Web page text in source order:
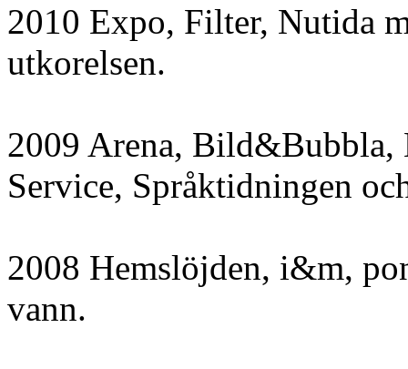
2010 Expo, Filter, Nutida
utkorelsen.
2009 Arena, Bild&Bubbla,
Service, Språktidningen
2008 Hemslöjden, i&m,
vann.